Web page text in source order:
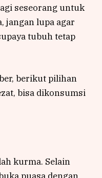
seseorang untuk
jangan lupa agar
tubuh tetap
berikut pilihan
bisa dikonsumsi
kurma. Selain